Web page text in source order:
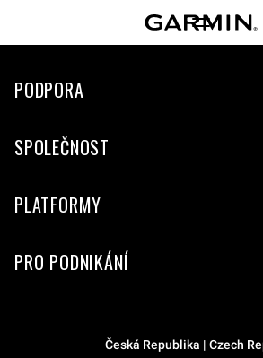
PODPORA
SPOLEČNOST
PLATFORMY
PRO PODNIKÁNÍ
Česká Republika | Czech